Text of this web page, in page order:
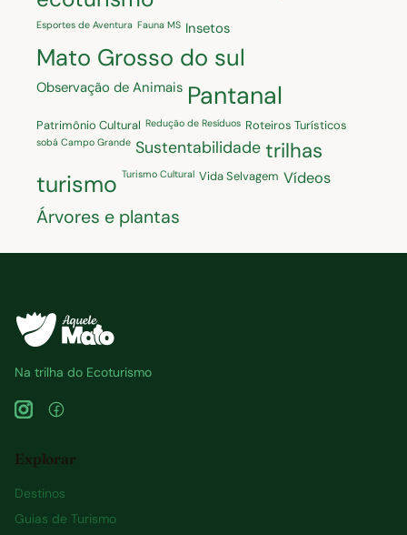
Esportes de Aventura Fauna MS Insetos
Mato Grosso do sul
Observação de Animais Pantanal
Patrimônio Cultural Redução de Resíduos Roteiros Turísticos
sobá Campo Grande Sustentabilidade trilhas
turismo Turismo Cultural Vida Selvagem Vídeos
Árvores e plantas
Na trilha do Ecoturismo
Explorar
Destinos
Guias de Turismo